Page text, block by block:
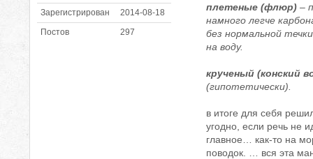
Зарегистрирован
2014-08-18
Постов
297
плетеные (флюр) –
намного легче
без нормальной
на воду.
крученый (конский
(гипотетически).
в итоге для себя
угодно, если речь не
главное… как-то на
поводок. … вся эта